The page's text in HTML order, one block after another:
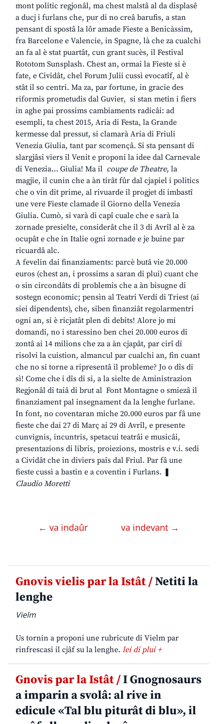
mont politic regjonâl, ma chest malstâ al da displasê
a ducj i furlans che, pur di no creâ barufis, a stan
pensant di spostâ la lôr amade Fieste a Benicàssim,
fra Barcelone e Valencie, in Spagne, là che za cualchi
an fa al è stat puartât, cun grant sucès, il Festival
Rototom Sunsplash. Chest an, ormai la Fieste si è
fate, e Cividât, chel Forum Julii cussì evocatîf, al è
stât il so centri. Ma za, par fortune, in gracie des
riformis prometudis dal Guvier, si stan metin i fiers
in aghe pai prossims cambiaments radicâi: ad
esempli, ta chest 2015, Aria di Festa, la Grande
kermesse dal pressut, si clamarà Aria di Friuli
Venezia Giulia, tant par scomençâ. Si sta pensant di
slargjâsi viers il Venit e proponi la idee dal Carnevale
di Venezia… Giulia! Ma il coupe de Theatre, la
magjie, il cunin che a àn tirât fûr dal cjapiel i politics
che o vin dit prime, al rivuarde il progjet di imbastî
une vere Fieste clamade il Giorno della Venezia
Giulia. Cumò, si varà di capî cuale che e sarà la
zornade presielte, considerât che il 3 di Avrîl al è za
ocupât e che in Italie ogni zornade e je buine par
ricuardâ alc.
A fevelin dai finanziaments: parcè butâ vie 20.000
euros (chest an, i prossims a saran di plui) cuant che
o sin circondâts di problemis che a àn bisugne di
sostegn economic; pensìn al Teatri Verdi di Triest (ai
siei dipendents), che, siben finanziât regolarmentri
ogni an, si è ricjatât plen di debits! Alore jo mi
domandi, no i staressino ben chei 20.000 euros di
zontâ ai 14 milions che za a àn cjapât, par cirî di
risolvi la cuistion, almancul par cualchi an, fin cuant
che no si torne a ripresentâ il probleme? Jo o dîs di
sì! Come che i dîs di si, a la sielte de Aministrazion
Regjonâl di taiâ di brut al Font Montagne o smiezâ il
finanziament pal insegnament da la lenghe furlane.
In font, no coventaran miche 20.000 euros par fâ une
fieste che dai 27 di Març ai 29 di Avrîl, e presente
cunvignis, incuntris, spetacui teatrâi e musicâi,
presentazions di libris, proiezions, mostris e v.i. sedi
a Cividât che in diviers paîs dal Friul. Par fâ une
fieste cussì a bastin e a coventin i Furlans. ❚
Claudio Moretti
← va indaûr va indevant →
Gnovis vielis par la Istât /Netiti la
lenghe
Vielm
Us tornin a proponi une rubricute di Vielm par
rinfrescasi il cjâf su la lenghe. lei di plui +
Gnovis par la Istât /I Gnognosaurs
a imparin a svolâ: al rive in
edicule «Tal blu piturât di blu», il